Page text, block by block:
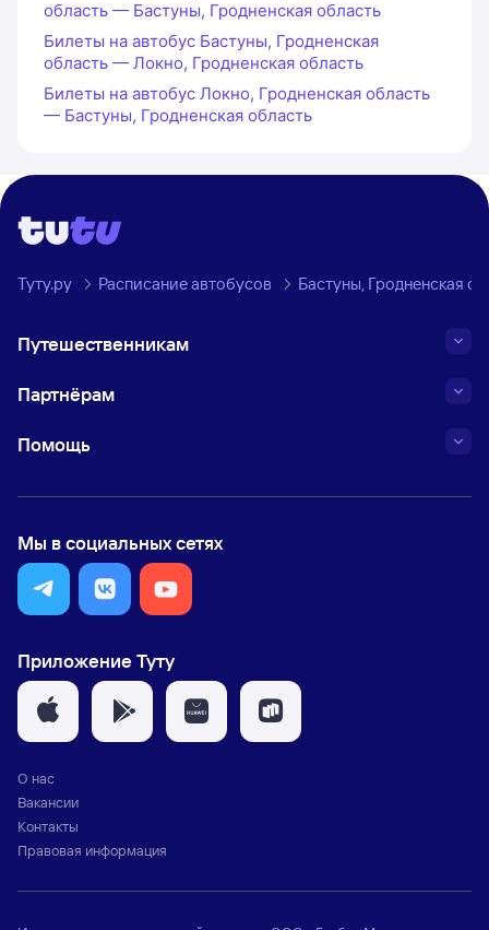
область — Бастуны, Гродненская область
Билеты на автобус Бастуны, Гродненская
область — Локно, Гродненская область
Билеты на автобус Локно, Гродненская область
— Бастуны, Гродненская область
Туту.ру Расписание автобусов Бастуны, Гродненская
Путешественникам
Партнёрам
Помощь
Мы в социальных сетях
Приложение Туту
О нас
Вакансии
Контакты
Правовая информация